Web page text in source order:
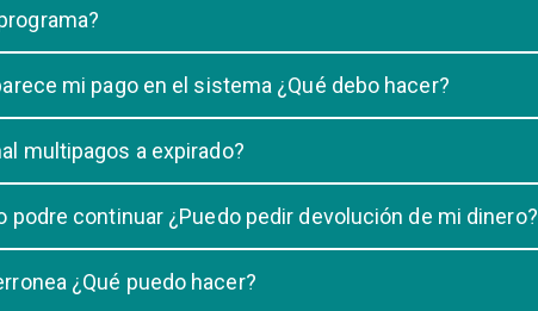
mi pago en el sistema ¿Qué debo hacer?
indicar que no se registró su pago.
multipagos a expirado?
podre continuar ¿Puedo pedir devolución de mi dinero?
¿Qué puedo hacer?